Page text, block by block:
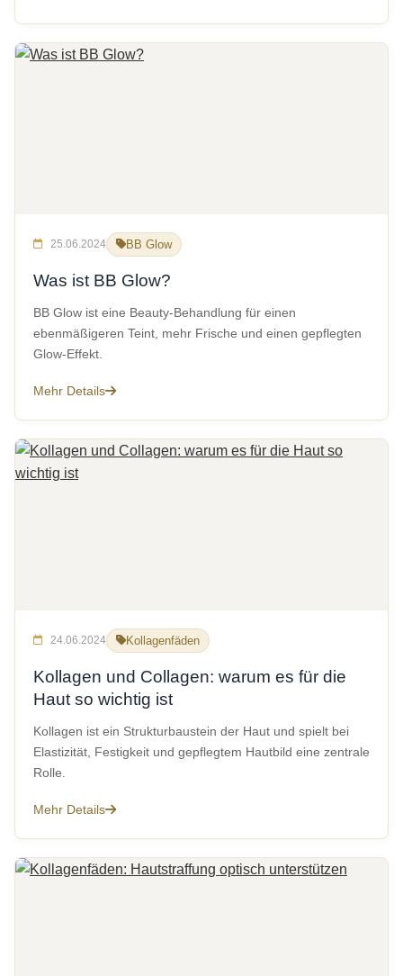
25.06.2024 BB Glow
Was ist BB Glow?
BB Glow ist eine Beauty-Behandlung für einen
ebenmäßigeren Teint, mehr Frische und einen gepflegten
Glow-Effekt.
Mehr Details
24.06.2024 Kollagenfäden
Kollagen und Collagen: warum es für die
Haut so wichtig ist
Kollagen ist ein Strukturbaustein der Haut und spielt bei
Elastizität, Festigkeit und gepflegtem Hautbild eine zentrale
Rolle.
Mehr Details